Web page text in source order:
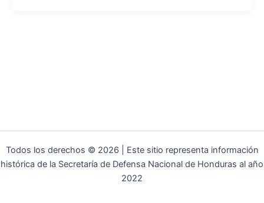
Todos los derechos © 2026 | Este sitio representa información
histórica de la Secretaría de Defensa Nacional de Honduras al año
2022